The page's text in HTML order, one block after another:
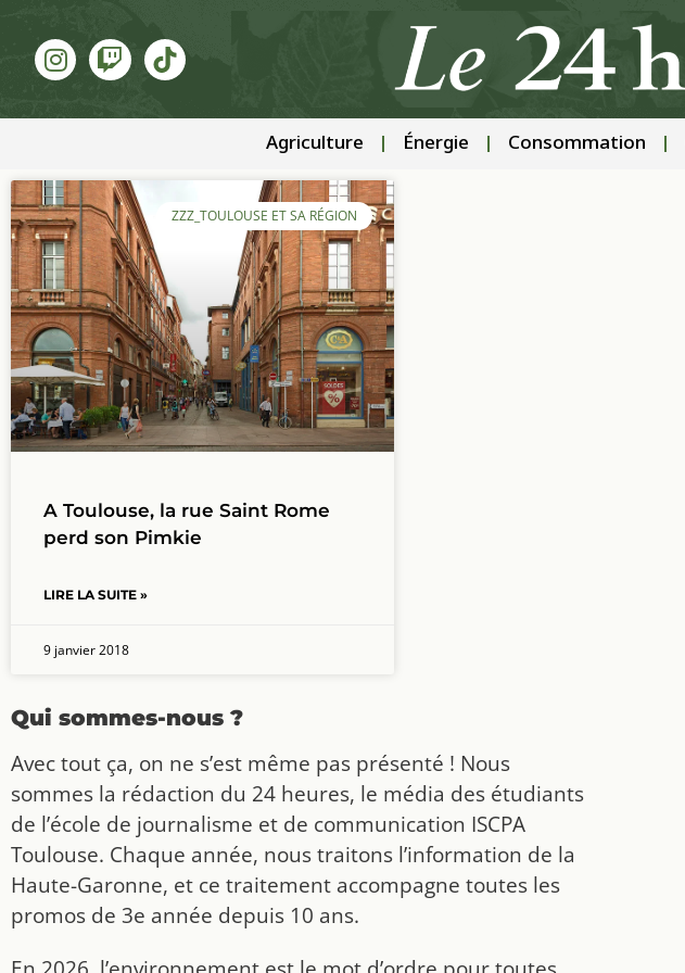
Agriculture Énergie Consommation
ZZZ_TOULOUSE ET SA RÉGION
A Toulouse, la rue Saint Rome
perd son Pimkie
LIRE LA SUITE »
9 janvier 2018
Qui sommes-nous ?
Avec tout ça, on ne s’est même pas présenté ! Nous
sommes la rédaction du 24 heures, le média des étudiants
de l’école de journalisme et de communication ISCPA
Toulouse. Chaque année, nous traitons l’information de la
Haute-Garonne, et ce traitement accompagne toutes les
promos de 3e année depuis 10 ans.